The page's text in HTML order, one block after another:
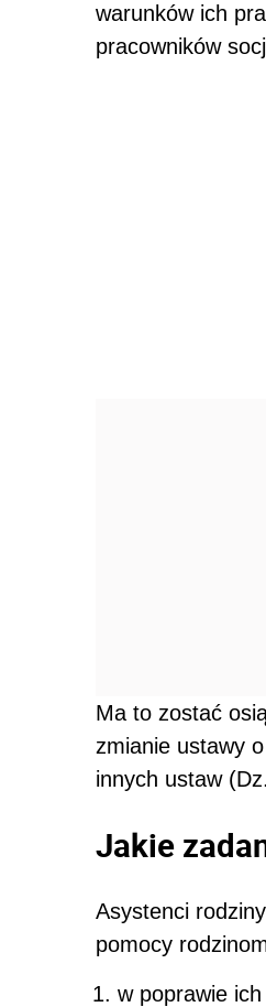
warunków ich
pracowników
Ma to zostać
zmianie ustawy
innych ustaw
Jakie
Asystenci
pomocy
w poprawie